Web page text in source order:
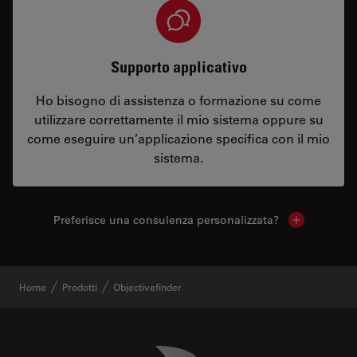
Supporto applicativo
Ho bisogno di assistenza o formazione su come
utilizzare correttamente il mio sistema oppure su
come eseguire un’applicazione specifica con il mio
sistema.
Preferisce una consulenza personalizzata? Show local
Home Prodotti Objectivefinder